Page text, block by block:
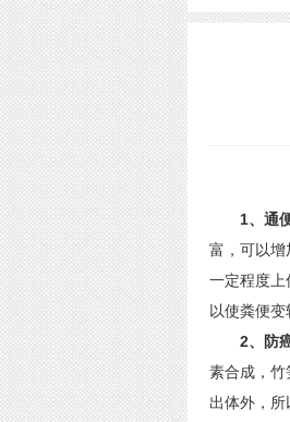
1、通
富，可以增
一定程度上
以使粪便变
2、防
素合成，竹
出体外，所